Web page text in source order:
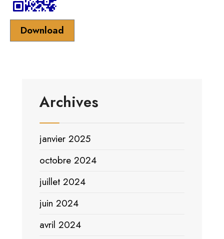
Download
Archives
janvier 2025
octobre 2024
juillet 2024
juin 2024
avril 2024